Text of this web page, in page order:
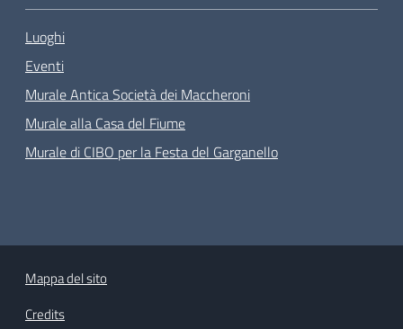
Luoghi
Eventi
Murale Antica Società dei Maccheroni
Murale alla Casa del Fiume
Murale di CIBO per la Festa del Garganello
Mappa del sito
Credits